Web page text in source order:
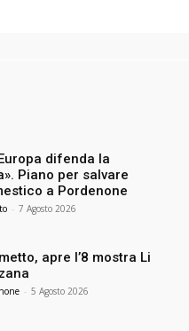
difenda la
Piano per salvare
a Pordenone
- 7 Agosto 2026
apre l’8 mostra Li
- 5 Agosto 2026